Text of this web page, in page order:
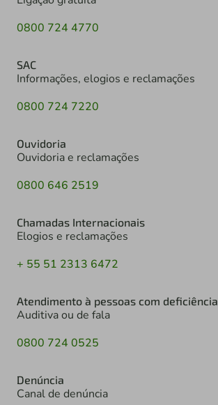
0800 724 4770
SAC
Informações, elogios e reclamações
0800 724 7220
Ouvidoria
Ouvidoria e reclamações
0800 646 2519
Chamadas Internacionais
Elogios e reclamações
+ 55 51 2313 6472
Atendimento à pessoas com deficiência
Auditiva ou de fala
0800 724 0525
Denúncia
Canal de denúncia